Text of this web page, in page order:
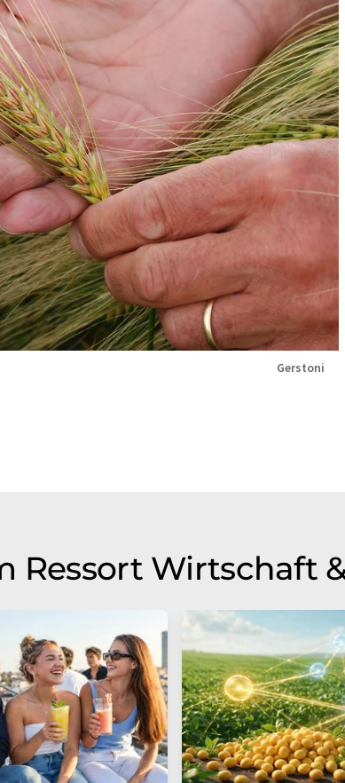
Gerstoni
Ressort Wirtschaft